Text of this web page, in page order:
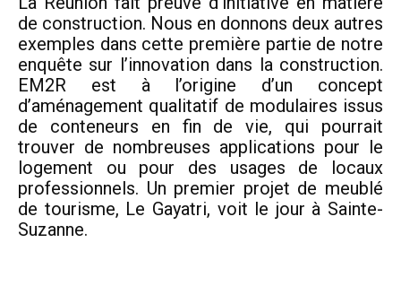
de construction. Nous en donnons deux autres
exemples dans cette première partie de notre
enquête sur l’innovation dans la construction.
EM2R est à l’origine d’un concept
d’aménagement qualitatif de modulaires issus
de conteneurs en fin de vie, qui pourrait
trouver de nombreuses applications pour le
logement ou pour des usages de locaux
professionnels. Un premier projet de meublé
de tourisme, Le Gayatri, voit le jour à Sainte-
Suzanne.